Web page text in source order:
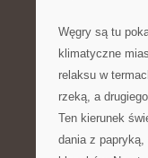
Węgry są tu
klimatyczne
relaksu w
rzeką, a
Ten kierunek
dania z